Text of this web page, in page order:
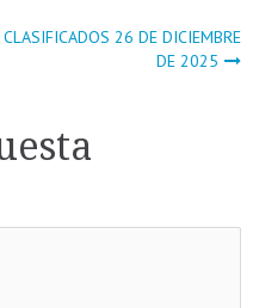
CLASIFICADOS 26 DE DICIEMBRE
DE 2025